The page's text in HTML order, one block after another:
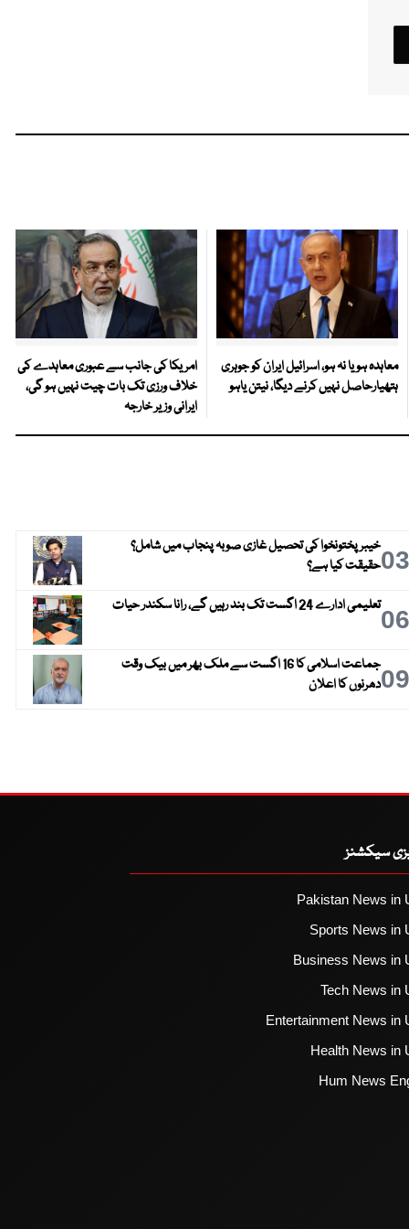
معاہدہ ہو یا نہ ہو، اسرائیل ایران کو جوہری
ہتھیارحاصل نہیں کرنے دیگا، نیتن یاہو
امریکا کی جانب سے عبوری معاہدے کی
خلاف ورزی تک بات چیت نہیں ہو گی،
ایرانی وزیر خارجہ
03خیبر پختونخوا کی تحصیل غازی صوبہ پنجاب میں شامل؟
حقیقت کیا ہے؟
06تعلیمی ادارے 24 اگست تک بند رہیں گے، رانا سکندر حیات
09
جماعت اسلامی کا 16 اگست سے ملک بھر میں بیک وقت
دھرنوں کا اعلان
سیکشنز
Pakistan News in
Sports News in
Business News in
Tech News in
Entertainment News in
Health News in
Hum News